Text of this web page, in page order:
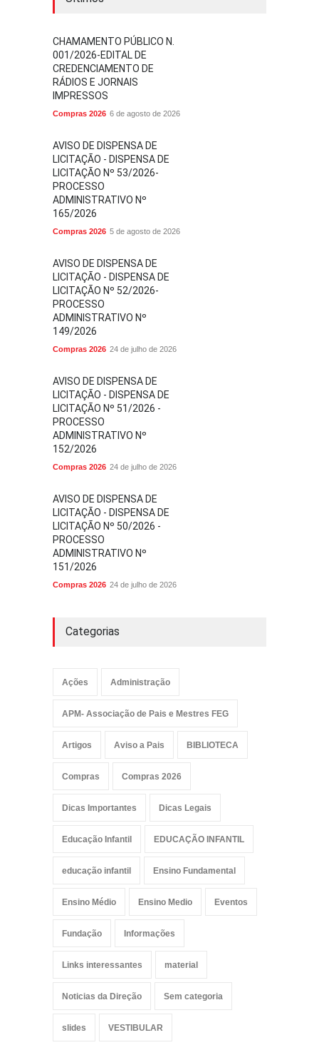
CHAMAMENTO PÚBLICO N.
001/2026-EDITAL DE
CREDENCIAMENTO DE
RÁDIOS E JORNAIS
IMPRESSOS
Compras 2026 6 de agosto de 2026
AVISO DE DISPENSA DE
LICITAÇÃO - DISPENSA DE
LICITAÇÃO Nº 53/2026-
PROCESSO
ADMINISTRATIVO Nº
165/2026
Compras 2026 5 de agosto de 2026
AVISO DE DISPENSA DE
LICITAÇÃO - DISPENSA DE
LICITAÇÃO Nº 52/2026-
PROCESSO
ADMINISTRATIVO Nº
149/2026
Compras 2026 24 de julho de 2026
AVISO DE DISPENSA DE
LICITAÇÃO - DISPENSA DE
LICITAÇÃO Nº 51/2026 -
PROCESSO
ADMINISTRATIVO Nº
152/2026
Compras 2026 24 de julho de 2026
AVISO DE DISPENSA DE
LICITAÇÃO - DISPENSA DE
LICITAÇÃO Nº 50/2026 -
PROCESSO
ADMINISTRATIVO Nº
151/2026
Compras 2026 24 de julho de 2026
Categorias
Ações Administração
APM- Associação de Pais e Mestres FEG
Artigos Aviso a Pais BIBLIOTECA
Compras Compras 2026
Dicas Importantes Dicas Legais
Educação Infantil EDUCAÇÃO INFANTIL
educação infantil Ensino Fundamental
Ensino Médio Ensino Medio Eventos
Fundação Informações
Links interessantes material
Noticias da Direção Sem categoria
slides VESTIBULAR